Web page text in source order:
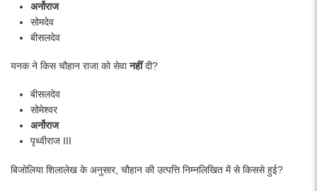
अर्नोराज
सोमदेव
बीसलदेव
यनक ने किस चौहान राजा को सेवानहींदी?
बीसलदेव
सोमेश्वर
अर्नोराज
पृथ्वीराज III
बिजोलिया शिलालेख के अनुसार, चौहान की उत्पत्ति निम्नलिखित में से किससे हुई?